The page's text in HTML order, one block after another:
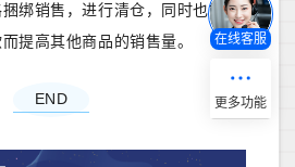
绑销售，进行清仓，同时也能
提高其他商品的销售量。
END
在线客服